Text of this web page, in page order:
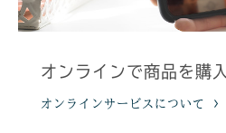
オンラインで商品を購入
オンラインサービスについて